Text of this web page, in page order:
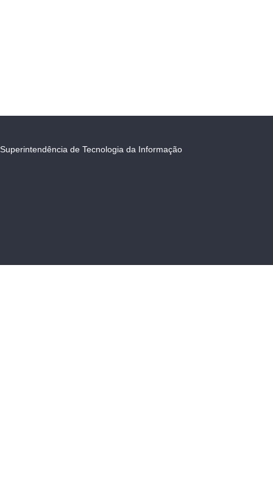
Superintendência de Tecnologia da Informação